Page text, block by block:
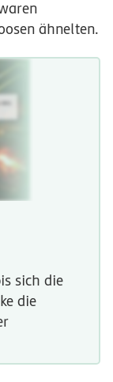
ähnelten.
sich die
die